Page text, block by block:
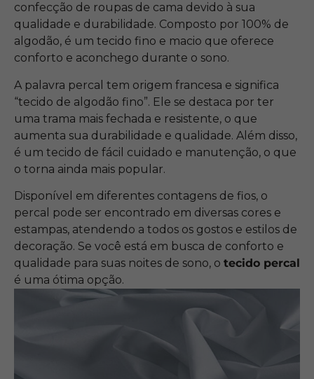
confecção de roupas de cama devido à sua
qualidade e durabilidade. Composto por 100% de
algodão, é um tecido fino e macio que oferece
conforto e aconchego durante o sono.
A palavra percal tem origem francesa e significa
“tecido de algodão fino”. Ele se destaca por ter
uma trama mais fechada e resistente, o que
aumenta sua durabilidade e qualidade. Além disso,
é um tecido de fácil cuidado e manutenção, o que
o torna ainda mais popular.
Disponível em diferentes contagens de fios, o
percal pode ser encontrado em diversas cores e
estampas, atendendo a todos os gostos e estilos de
decoração. Se você está em busca de conforto e
qualidade para suas noites de sono, o tecido percal
é uma ótima opção.